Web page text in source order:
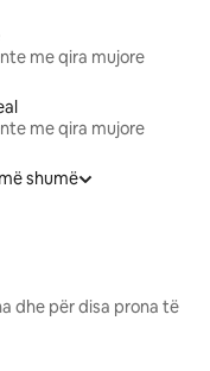
me qira mujore
me qira mujore
shumë
dhe për disa prona të